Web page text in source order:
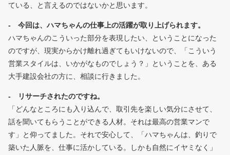
ている、と言えるのではないかと思います。
- 今回は、ハマちゃんの仕事上の活躍が取り上げられます。
ハマちゃんのこういった部分を表現したい、ということになった
のですが、現実からかけ離れ過ぎてもいけないので、「こういう
営業スタイルは、いかがなものでしょう？」ということを、ある
大手建設会社の方に、相談に行きました。
- リサーチされたのですね。
「どんなところにも入り込んで、取引先を楽しい気分にさせて、
話を聞いてもらうことができる人材。それは最高の営業マンで
す」と仰ってました。それで安心して、「ハマちゃんは、釣りで
築いた人脈を、仕事に活かしている。しかも自然にイヤミなく」